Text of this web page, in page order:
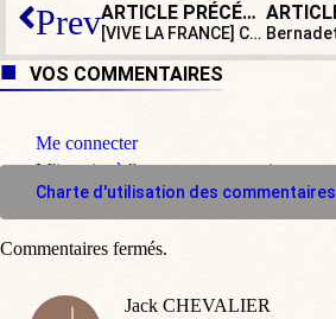
Prev ARTICLE PRÉCÉDENT
[VIVE LA FRANCE] Criblée de balles en 2024, Notre-Dame des Mines est restaurée
VOS COMMENTAIRES
Me connecter
M'inscrire à l'espace commentaire
Charte d'utilisation des commentaires
Jack CHEVALIER
Commentaires fermés.